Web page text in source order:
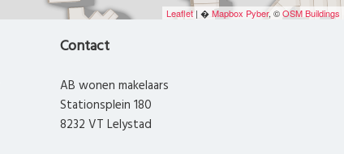
Leaflet| �Mapbox Pyber, ©OSM Buildings
Contact
AB wonen makelaars
Stationsplein 180
8232 VT Lelystad